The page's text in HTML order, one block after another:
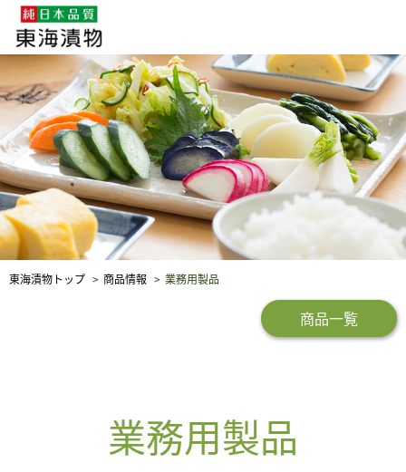
企業・採用情報 社会貢献 品質保証
東海漬物トップ 商品情報 業務用製品
商品一覧
業務用製品